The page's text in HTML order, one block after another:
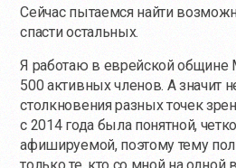
Сейчас пытаемся найти
спасти остальных.
Я работаю в еврейской общине
500 активных членов. А значит
столкновения разных точек
с 2014 года была понятной,
афишируемой, поэтому тему
только те, кто со мной на одной